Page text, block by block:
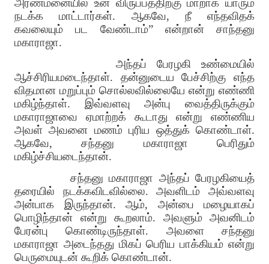
அரண்மனையில் உன் விருப்பத்திற்கு மாறாக யாரும்
நடக்க மாட்டார்கள். ஆகவே, நீ எந்தவிதக்
கவலையும் பட வேண்டாம்” என்றான் சாந்தனு
மகாராஜா.
அந்தப் பேரழகி உண்மையில்
ஆச்சிரியமடைந்தாள். தன்னுடைய பேச்சிற்கு எந்த
விதமான மறுப்பும் சொல்லவில்லையே என்று எண்ணி
மகிழ்ந்தாள். இவ்வளவு அன்பு வைத்திருக்கும்
மகாராஜாவை ஏமாற்றக் கூடாது என்று எண்ணிய
அவள் அவனை மணம் புரிய ஒத்துக் கொண்டாள்.
ஆகவே, சந்தனு மகாராஜா பெரிதும்
மகிழ்ச்சியடைந்தான்.
சந்தனு மகாராஜா அந்தப் பேரழகியைத்
தரையில் நடக்கவிடவில்லை. அவளிடம் அவ்வளவு
அன்பாக இருந்தான். ஆம், அன்பை மழையாகப்
பொழிந்தான் என்று கூறலாம். அவளும் அவனிடம்
பேரன்பு கொண்டிருந்தாள். அவளை சந்தனு
மகாராஜா அடைந்தது மிகப் பெரிய பாக்கியம் என்று
பெருமையுடன் கூறிக் கொண்டான்.